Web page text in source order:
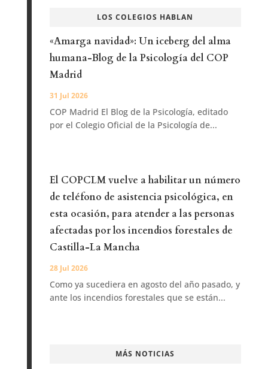
LOS COLEGIOS HABLAN
«Amarga navidad»: Un iceberg del alma
humana-Blog de la Psicología del COP
Madrid
31 Jul 2026
COP Madrid El Blog de la Psicología, editado
por el Colegio Oficial de la Psicología de...
El COPCLM vuelve a habilitar un número
de teléfono de asistencia psicológica, en
esta ocasión, para atender a las personas
afectadas por los incendios forestales de
Castilla-La Mancha
28 Jul 2026
Como ya sucediera en agosto del año pasado, y
ante los incendios forestales que se están...
MÁS NOTICIAS